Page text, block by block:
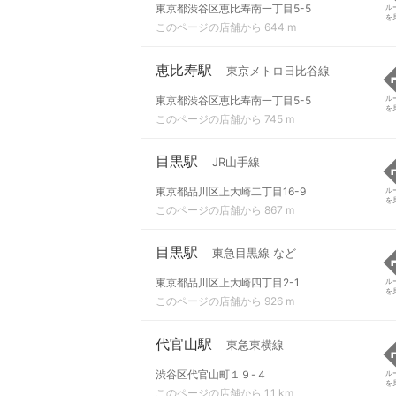
東京都渋谷区恵比寿南一丁目5-5
このページの店舗から 644 m
ル
を
恵比寿駅 東京メトロ日比谷線
東京都渋谷区恵比寿南一丁目5-5
このページの店舗から 745 m
ル
を
目黒駅 JR山手線
東京都品川区上大崎二丁目16-9
このページの店舗から 867 m
ル
を
目黒駅 東急目黒線 など
東京都品川区上大崎四丁目2-1
このページの店舗から 926 m
ル
を
代官山駅 東急東横線
渋谷区代官山町１９-４
このページの店舗から 1.1 km
ル
を